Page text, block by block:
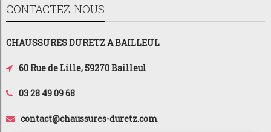
CONTACTEZ-NOUS
CHAUSSURES DURETZ A BAILLEUL
60 Rue de Lille, 59270 Bailleul
03 28 49 09 68
contact@chaussures-duretz.com